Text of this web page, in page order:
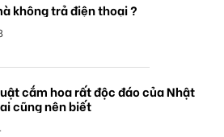
không trả điện thoại ?
cắm hoa rất độc đáo của Nhật
cũng nên biết